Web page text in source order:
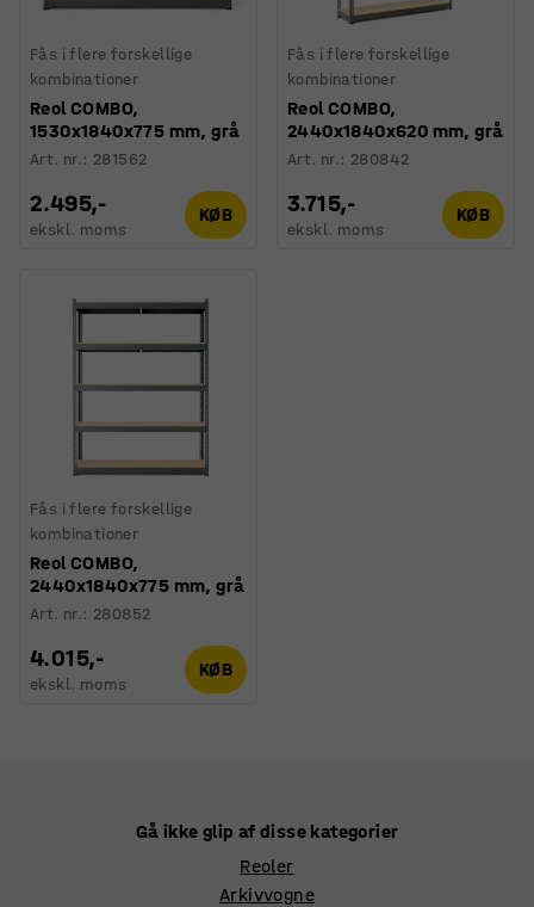
Fås i flere forskellige
kombinationer
Reol COMBO,
1530x1840x775 mm, grå
Art. nr.: 281562
2.495,-
ekskl. moms
KØB
Fås i flere forskellige
kombinationer
Reol COMBO,
2440x1840x620 mm, grå
Art. nr.: 280842
3.715,-
ekskl. moms
KØB
Fås i flere forskellige
kombinationer
Reol COMBO,
2440x1840x775 mm, grå
Art. nr.: 280852
4.015,-
ekskl. moms
KØB
Gå ikke glip af disse kategorier
Reoler
Arkivvogne